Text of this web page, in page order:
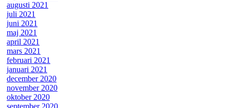
augusti 2021
juli 2021
juni 2021
maj 2021
april 2021
mars 2021
februari 2021
januari 2021
december 2020
november 2020
oktober 2020
september 2020